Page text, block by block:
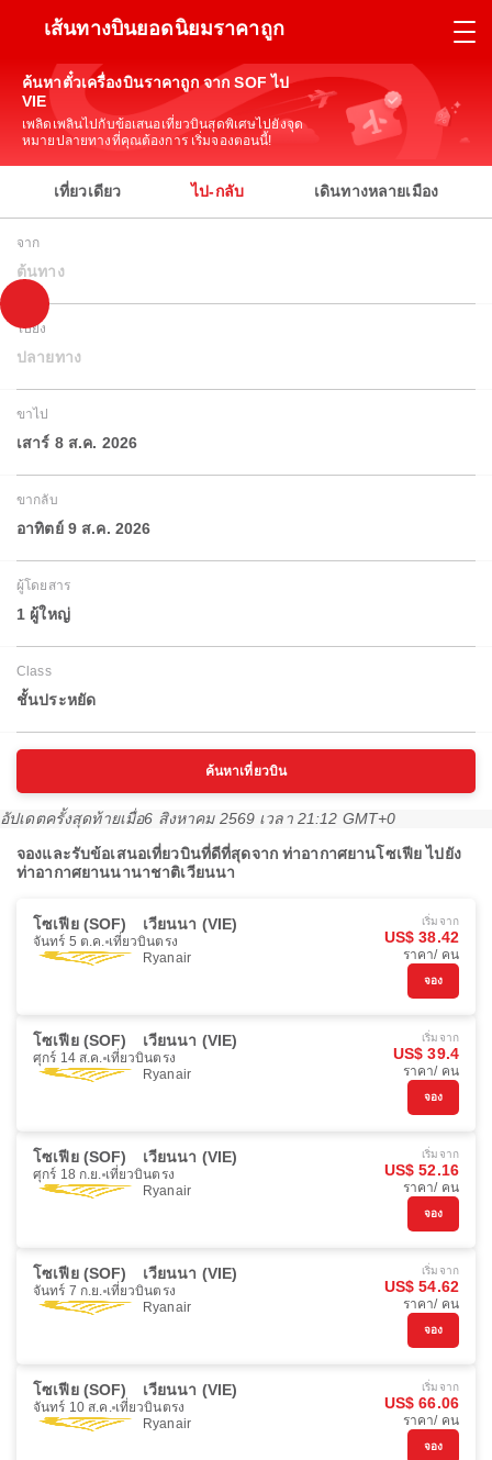
เส้นทางบินยอดนิยมราคาถูก
ค้นหาตั๋วเครื่องบินราคาถูก จาก SOF ไป
VIE
เพลิดเพลินไปกับข้อเสนอเที่ยวบินสุดพิเศษไปยังจุด
หมายปลายทางที่คุณต้องการ เริ่มจองตอนนี้!
เที่ยวเดียว ไป-กลับ เดินทางหลายเมือง
จาก
ต้นทาง
ไปยัง
ปลายทาง
ขาไป
เสาร์ 8 ส.ค. 2026
ขากลับ
อาทิตย์ 9 ส.ค. 2026
ผู้โดยสาร
1 ผู้ใหญ่
Class
ชั้นประหยัด
ค้นหาเที่ยวบิน
อัปเดตครั้งสุดท้ายเมื่อ6 สิงหาคม 2569 เวลา 21:12 GMT+0
จองและรับข้อเสนอเที่ยวบินที่ดีที่สุดจาก ท่าอากาศยานโซเฟีย ไปยัง
ท่าอากาศยานนานาชาติเวียนนา
โซเฟีย (SOF) เวียนนา (VIE)
จันทร์ 5 ต.ค. เที่ยวบินตรง
Ryanair
เริ่มจาก
US$ 38.42
ราคา/ คน
จอง
โซเฟีย (SOF) เวียนนา (VIE)
ศุกร์ 14 ส.ค. เที่ยวบินตรง
Ryanair
เริ่มจาก
US$ 39.4
ราคา/ คน
จอง
โซเฟีย (SOF) เวียนนา (VIE)
ศุกร์ 18 ก.ย. เที่ยวบินตรง
Ryanair
เริ่มจาก
US$ 52.16
ราคา/ คน
จอง
โซเฟีย (SOF) เวียนนา (VIE)
จันทร์ 7 ก.ย. เที่ยวบินตรง
Ryanair
เริ่มจาก
US$ 54.62
ราคา/ คน
จอง
โซเฟีย (SOF) เวียนนา (VIE)
จันทร์ 10 ส.ค. เที่ยวบินตรง
Ryanair
เริ่มจาก
US$ 66.06
ราคา/ คน
จอง